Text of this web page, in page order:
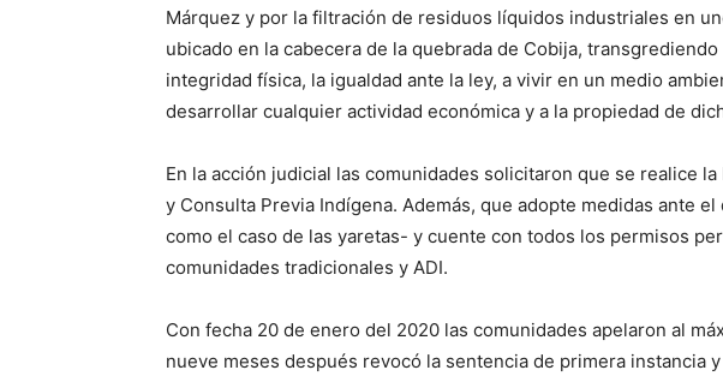
Márquez y por la filtración de residuos líquidos industriales en
ubicado en la cabecera de la quebrada de Cobija,
integridad física, la igualdad ante la ley, a vivir en un medio
desarrollar cualquier actividad económica y a la propiedad de
En la acción judicial las comunidades solicitaron que se realice
y Consulta Previa Indígena. Además, que adopte medidas ante
como el caso de las yaretas- y cuente con todos los permisos
comunidades tradicionales y ADI.
Con fecha 20 de enero del 2020 las comunidades apelaron al
nueve meses después revocó la sentencia de primera instancia